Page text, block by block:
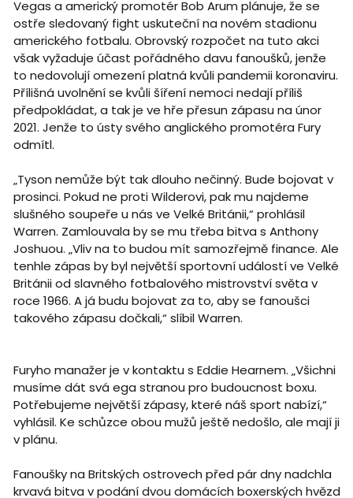
Vegas a americký promotér Bob Arum plánuje, že se
ostře sledovaný fight uskuteční na novém stadionu
amerického fotbalu. Obrovský rozpočet na tuto akci
však vyžaduje účast pořádného davu fanoušků, jenže
to nedovolují omezení platná kvůli pandemii koronaviru.
Přílišná uvolnění se kvůli šíření nemoci nedají příliš
předpokládat, a tak je ve hře přesun zápasu na únor
2021. Jenže to ústy svého anglického promotéra Fury
odmítl.
„Tyson nemůže být tak dlouho nečinný. Bude bojovat v
prosinci. Pokud ne proti Wilderovi, pak mu najdeme
slušného soupeře u nás ve Velké Británii,“ prohlásil
Warren. Zamlouvala by se mu třeba bitva s Anthony
Joshuou. „Vliv na to budou mít samozřejmě finance. Ale
tenhle zápas by byl největší sportovní událostí ve Velké
Británii od slavného fotbalového mistrovství světa v
roce 1966. A já budu bojovat za to, aby se fanoušci
takového zápasu dočkali,“ slíbil Warren.
Furyho manažer je v kontaktu s Eddie Hearnem. „Všichni
musíme dát svá ega stranou pro budoucnost boxu.
Potřebujeme největší zápasy, které náš sport nabízí,“
vyhlásil. Ke schůzce obou mužů ještě nedošlo, ale mají ji
v plánu.
Fanoušky na Britských ostrovech před pár dny nadchla
krvavá bitva v podání dvou domácích boxerských hvězd